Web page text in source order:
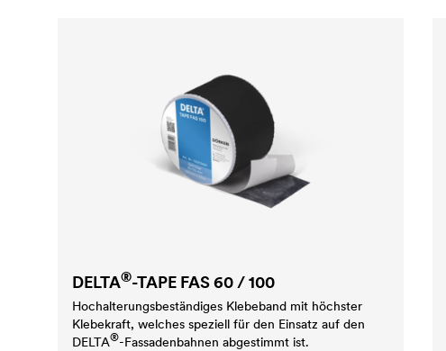
DELTA®-TAPE FAS 60 / 100
Hochalterungsbeständiges Klebeband mit höchster
Klebekraft, welches speziell für den Einsatz auf den
DELTA®-Fassadenbahnen abgestimmt ist.